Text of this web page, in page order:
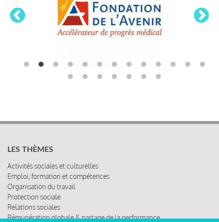
LES THÈMES
Activités sociales et culturelles
Emploi, formation et compétences
Organisation du travail
Protection sociale
Relations sociales
Rémunération globale & partage de la performance